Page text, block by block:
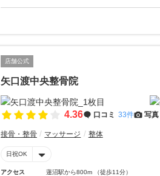
店舗公式
矢口渡中央整骨院
4.36 口コミ 33件 写真
接骨・整骨 マッサージ 整体
日祝OK
アクセス
蓮沼駅から800m （徒歩11分）